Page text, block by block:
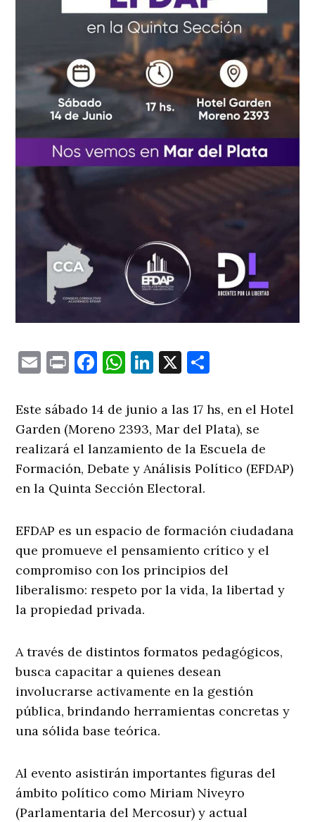
EmailPrintFacebook
WhatsApp
LinkedIn
X
Este sábado 14 de junio a las 17 hs, en el Hotel
Garden (Moreno 2393, Mar del Plata), se
realizará el lanzamiento de la Escuela de
Formación, Debate y Análisis Político (EFDAP)
en la Quinta Sección Electoral.
EFDAP es un espacio de formación ciudadana
que promueve el pensamiento crítico y el
compromiso con los principios del
liberalismo: respeto por la vida, la libertad y
la propiedad privada.
A través de distintos formatos pedagógicos,
busca capacitar a quienes desean
involucrarse activamente en la gestión
pública, brindando herramientas concretas y
una sólida base teórica.
Al evento asistirán importantes figuras del
ámbito político como Miriam Niveyro
(Parlamentaria del Mercosur) y actual